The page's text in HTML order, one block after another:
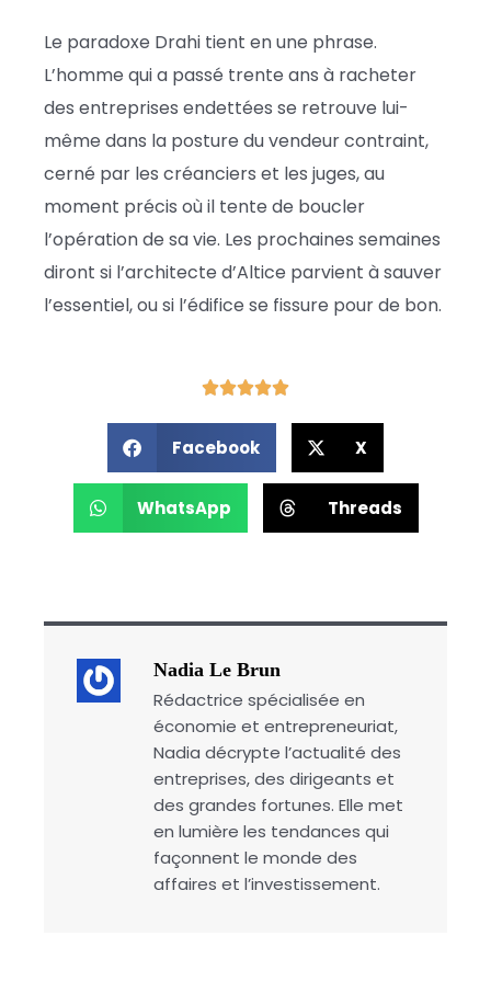
Le paradoxe Drahi tient en une phrase.
L’homme qui a passé trente ans à racheter
des entreprises endettées se retrouve lui-
même dans la posture du vendeur contraint,
cerné par les créanciers et les juges, au
moment précis où il tente de boucler
l’opération de sa vie. Les prochaines semaines
diront si l’architecte d’Altice parvient à sauver
l’essentiel, ou si l’édifice se fissure pour de bon.
Facebook X
WhatsApp Threads
Nadia Le Brun
Rédactrice spécialisée en
économie et entrepreneuriat,
Nadia décrypte l’actualité des
entreprises, des dirigeants et
des grandes fortunes. Elle met
en lumière les tendances qui
façonnent le monde des
affaires et l’investissement.